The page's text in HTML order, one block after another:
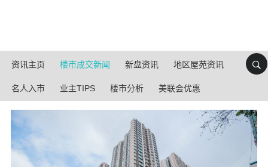
资讯主页 楼市成交新闻 新盘资讯 地区屋苑资讯
名人入市 业主TIPS 楼市分析 美联会优惠